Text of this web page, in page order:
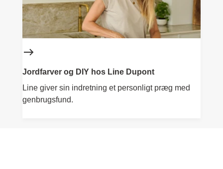
Jordfarver og DIY hos Line Dupont
Line giver sin indretning et personligt præg med
genbrugsfund.